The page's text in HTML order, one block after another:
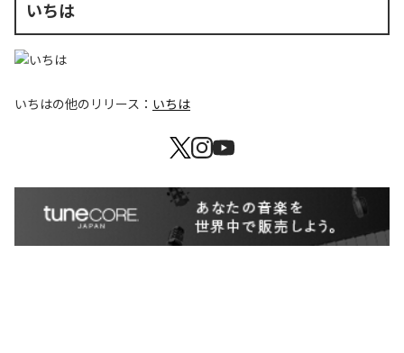
いちは
いちはの他のリリース： いちは